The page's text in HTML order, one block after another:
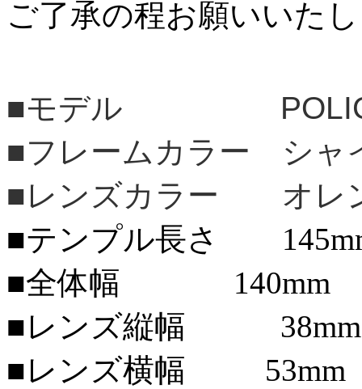
ご了承の程お願いいた
■モデル
■フレームカラー シャ
■レンズカラー オレ
■テンプル長さ
■全体幅 140mm
■レンズ縦幅 38mm
■レンズ横幅 53mm